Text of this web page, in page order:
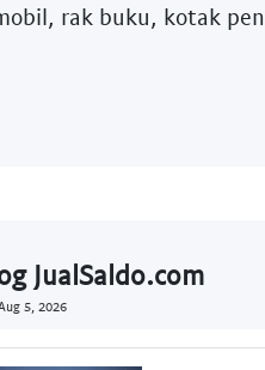
rak buku, kotak
JualSaldo.com
5, 2026